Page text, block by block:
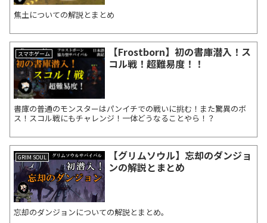
焦土についての解説とまとめ
スマホゲーム
【Frostborn】初の書庫潜入！ス
コル戦！超難易度！！
書庫の普通のモンスターはパンイチでの戦いに挑む！また驚異のボ
ス！スコル戦にもチャレンジ！一体どうなることやら！？
GRIM SOUL
【グリムソウル】忘却のダンジョ
ンの解説とまとめ
忘却のダンジョンについての解説とまとめ。